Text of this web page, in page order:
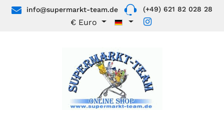
Zum Hauptinhalt springen
info@supermarkt-team.de (+49) 621 82 028 28
€ Euro